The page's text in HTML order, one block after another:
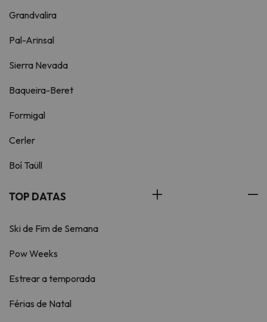
Grandvalira
Pal-Arinsal
Sierra Nevada
Baqueira-Beret
Formigal
Cerler
Boí Taüll
TOP DATAS
Ski de Fim de Semana
Pow Weeks
Estrear a temporada
Férias de Natal